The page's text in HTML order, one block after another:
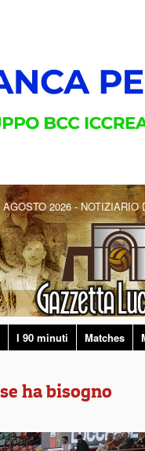
2026 -
I 90 minuti Matches
ha bisogno